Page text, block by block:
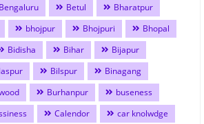
Bengaluru Betul
Bharatpur
bhojpur Bhojpuri
Bhopal
Bidisha Bihar
Bijapur
Bilspur
Binagang
Burhanpur
buseness
Calendor
car knolwdge